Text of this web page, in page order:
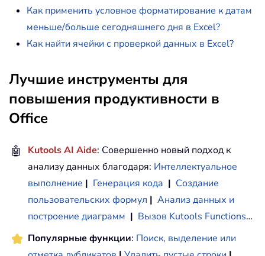
Как применить условное форматирование к датам
меньше/больше сегодняшнего дня в Excel?
Как найти ячейки с проверкой данных в Excel?
Лучшие инструменты для
повышения продуктивности в
Office
🤖 Kutools AI Aide: Совершенно новый подход к
анализу данных благодаря: Интеллектуальное
выполнение | Генерация кода | Создание
пользовательских формул | Анализ данных и
построение диаграмм | Вызов Kutools Functions…
Популярные функции: Поиск, выделение или